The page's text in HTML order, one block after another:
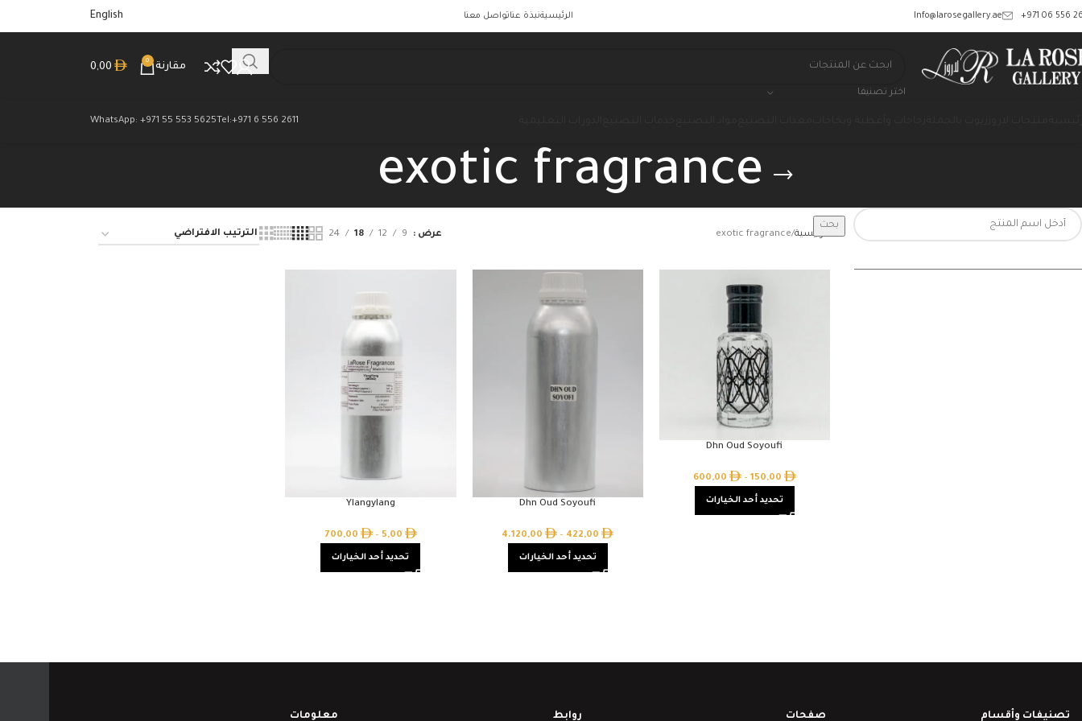
‎+971 06 556
Info@larosegallery.ae الرئيسيةنبذة عناتواصل معنا English
اختر تصنيفا
مقارنة
0
0,00
Tel:+971 6 556 2611
WhatsApp: +971 55 553 5625
exotic fragrance
بحث
الرئيسية exotic fragrance عرض 9
12
18
24
Dhn Oud Soyoufi
150,00
–
600,00
تحديد أحد الخيارات Dhn Oud Soyoufi
422,00
–
4.120,00
تحديد أحد الخيارات
Ylangylang
5,00
–
700,00
تحديد أحد الخيارات
تصنيفات وأقسام صفحات روابط معلومات